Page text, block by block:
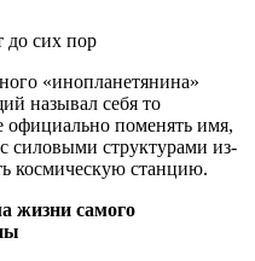
до сих пор
«инопланетянина»
называл себя то
поменять имя,
силовыми структурами из-
космическую станцию.
жизни самого